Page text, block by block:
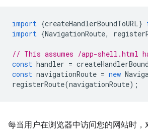
import {createHandlerBoundToURL}
import {NavigationRoute,
// This assumes /app-shell.html
const handler =
const navigationRoute = new
registerRoute(navigationRoute);
每当用户在浏览器中访问您的网站时，